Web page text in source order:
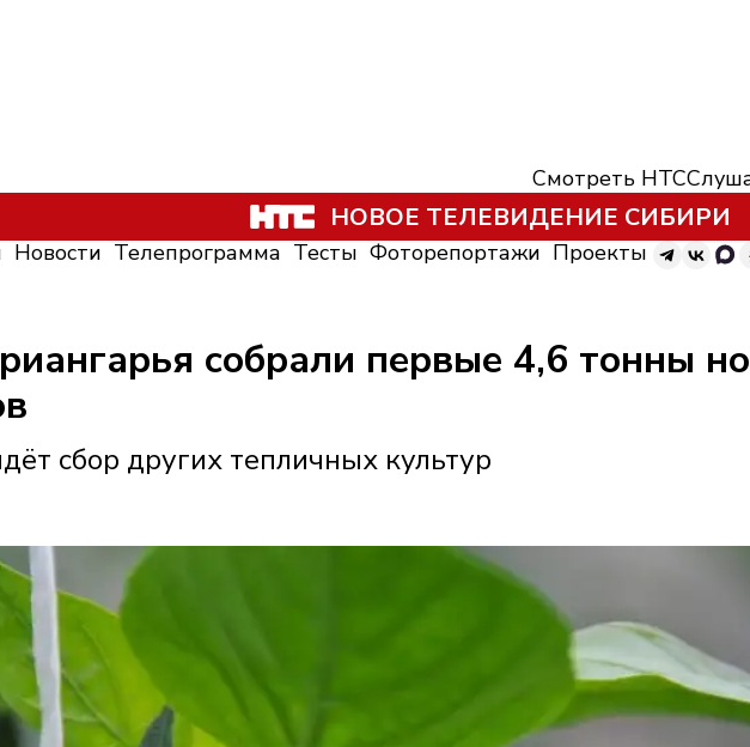
Смотреть НТС
НОВОЕ ТЕЛЕВИДЕНИЕ СИБИРИ
Новости Телепрограмма Тесты Фоторепортажи Проекты
собрали первые 4,6 тонны
сбор других тепличных культур